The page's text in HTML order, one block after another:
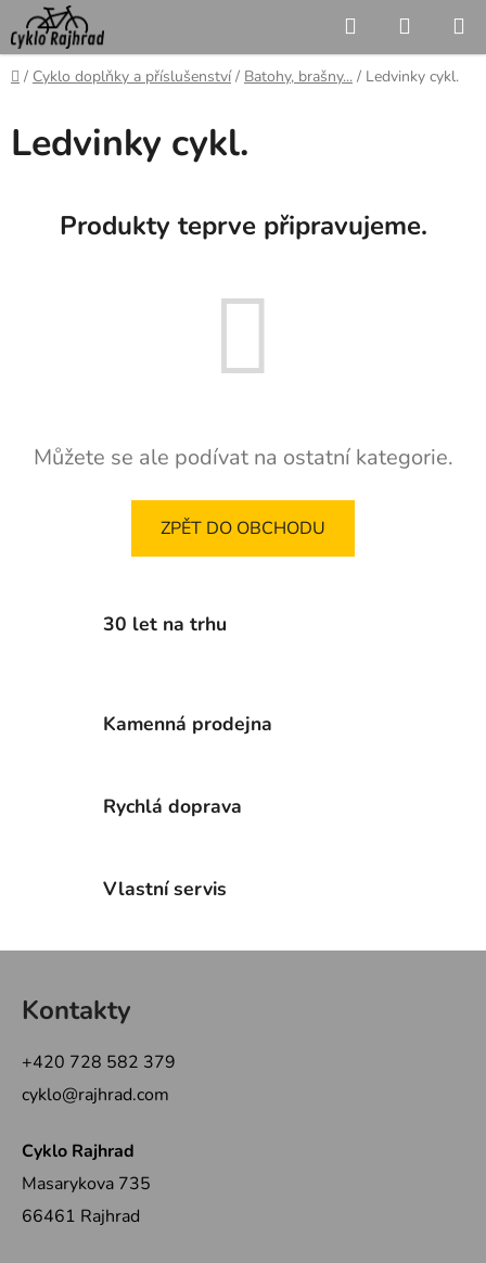
Přejít
na
obsah
Hledat
KOŠÍK
Domů
/ Cyklo doplňky a příslušenství / Batohy, brašny... / Ledvinky cykl.
Ledvinky cykl.
Produkty teprve připravujeme.
Můžete se ale podívat na ostatní kategorie.
ZPĚT DO OBCHODU
30 let na trhu
Kamenná prodejna
Rychlá doprava
Vlastní servis
Kontakty
+420 728 582 379
cyklo@rajhrad.com
Cyklo Rajhrad
Masarykova 735
66461 Rajhrad